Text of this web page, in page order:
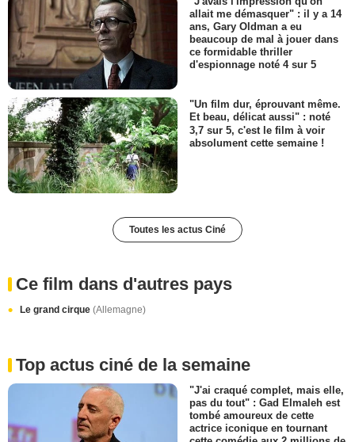
allait me démasquer" : il y a 14
ans, Gary Oldman a eu
beaucoup de mal à jouer dans
ce formidable thriller
d'espionnage noté 4 sur 5
"Un film dur, éprouvant même.
Et beau, délicat aussi" : noté
3,7 sur 5, c'est le film à voir
absolument cette semaine !
Toutes les actus Ciné
Ce film dans d'autres pays
Le grand cirque (Allemagne)
Top actus ciné de la semaine
"J'ai craqué complet, mais elle,
pas du tout" : Gad Elmaleh est
tombé amoureux de cette
actrice iconique en tournant